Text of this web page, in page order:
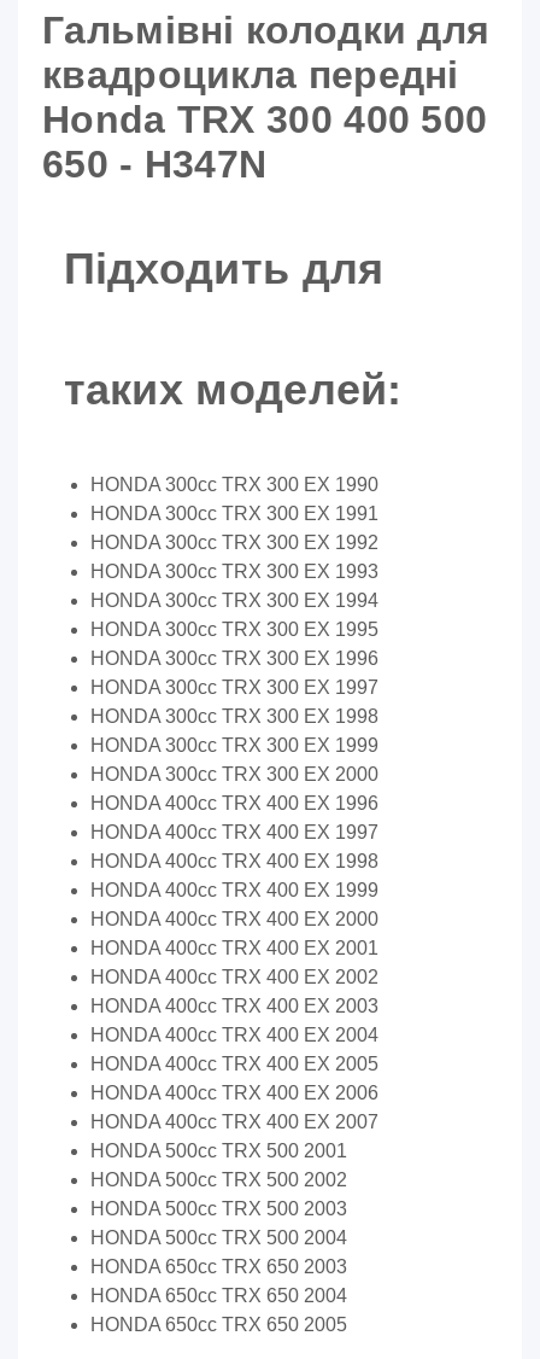
Гальмівні колодки для
квадроцикла передні
Honda TRX 300 400 500
650 - H347N
Підходить для
таких моделей:
HONDA 300cc TRX 300 EX 1990
HONDA 300cc TRX 300 EX 1991
HONDA 300cc TRX 300 EX 1992
HONDA 300cc TRX 300 EX 1993
HONDA 300cc TRX 300 EX 1994
HONDA 300cc TRX 300 EX 1995
HONDA 300cc TRX 300 EX 1996
HONDA 300cc TRX 300 EX 1997
HONDA 300cc TRX 300 EX 1998
HONDA 300cc TRX 300 EX 1999
HONDA 300cc TRX 300 EX 2000
HONDA 400cc TRX 400 EX 1996
HONDA 400cc TRX 400 EX 1997
HONDA 400cc TRX 400 EX 1998
HONDA 400cc TRX 400 EX 1999
HONDA 400cc TRX 400 EX 2000
HONDA 400cc TRX 400 EX 2001
HONDA 400cc TRX 400 EX 2002
HONDA 400cc TRX 400 EX 2003
HONDA 400cc TRX 400 EX 2004
HONDA 400cc TRX 400 EX 2005
HONDA 400cc TRX 400 EX 2006
HONDA 400cc TRX 400 EX 2007
HONDA 500cc TRX 500 2001
HONDA 500cc TRX 500 2002
HONDA 500cc TRX 500 2003
HONDA 500cc TRX 500 2004
HONDA 650cc TRX 650 2003
HONDA 650cc TRX 650 2004
HONDA 650cc TRX 650 2005